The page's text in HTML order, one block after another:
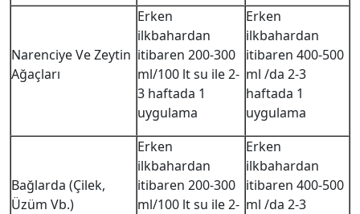
Narenciye Ve Zeytin
Ağaçları
Erken
ilkbahardan
itibaren 200-300
ml/100 lt su ile 2-
3 haftada 1
uygulama
Erken
ilkbahardan
itibaren 400-500
ml /da 2-3
haftada 1
uygulama
Bağlarda (Çilek,
Üzüm Vb.)
Erken
ilkbahardan
itibaren 200-300
ml/100 lt su ile 2-
Erken
ilkbahardan
itibaren 400-500
ml /da 2-3